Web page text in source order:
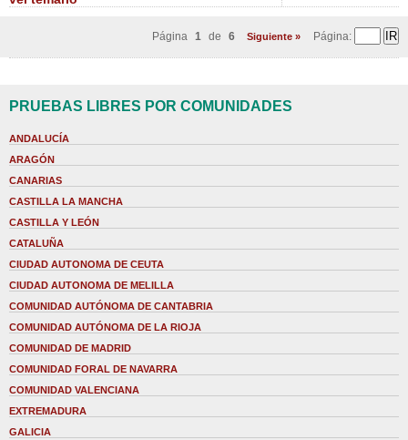
Página 1 de 6 Siguiente » Página:
PRUEBAS LIBRES POR COMUNIDADES
ANDALUCÍA
ARAGÓN
CANARIAS
CASTILLA LA MANCHA
CASTILLA Y LEÓN
CATALUÑA
CIUDAD AUTONOMA DE CEUTA
CIUDAD AUTONOMA DE MELILLA
COMUNIDAD AUTÓNOMA DE CANTABRIA
COMUNIDAD AUTÓNOMA DE LA RIOJA
COMUNIDAD DE MADRID
COMUNIDAD FORAL DE NAVARRA
COMUNIDAD VALENCIANA
EXTREMADURA
GALICIA